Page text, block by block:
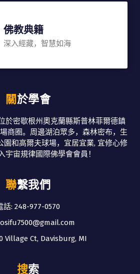
佛教典籍
深入經藏，智慧如海
關於學會
於密歇根州奧克蘭縣斯普林菲爾德鎮
商圈。周邊湖泊眾多，森林密布，生
園和高爾夫球場，宜居宜業, 宜修心修
宇宙規律國際佛學會會員！
聯繫我們
話: 248-977-0570
Village Ct, Davisburg, MI
搜索